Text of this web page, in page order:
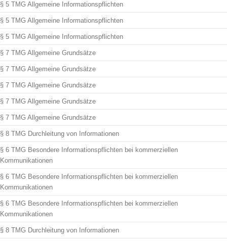
§ 5 TMG Allgemeine Informationspflichten
§ 5 TMG Allgemeine Informationspflichten
§ 5 TMG Allgemeine Informationspflichten
§ 7 TMG Allgemeine Grundsätze
§ 7 TMG Allgemeine Grundsätze
§ 7 TMG Allgemeine Grundsätze
§ 7 TMG Allgemeine Grundsätze
§ 7 TMG Allgemeine Grundsätze
§ 8 TMG Durchleitung von Informationen
§ 6 TMG Besondere Informationspflichten bei kommerziellen
Kommunikationen
§ 6 TMG Besondere Informationspflichten bei kommerziellen
Kommunikationen
§ 6 TMG Besondere Informationspflichten bei kommerziellen
Kommunikationen
§ 8 TMG Durchleitung von Informationen